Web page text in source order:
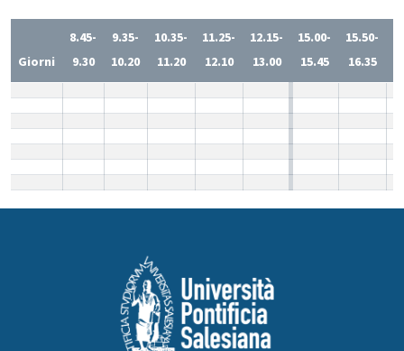
Giorni
8.45-
9.30
9.35-
10.20
10.35-
11.20
11.25-
12.10
12.15-
13.00
15.00-
15.45
15.50-
16.35